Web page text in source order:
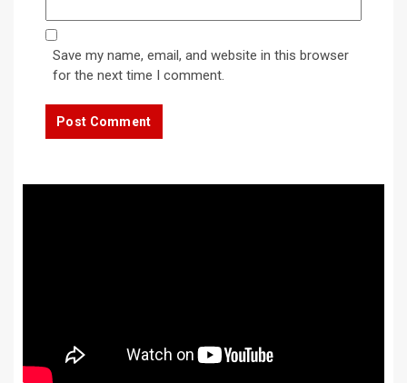
Save my name, email, and website in this browser
for the next time I comment.